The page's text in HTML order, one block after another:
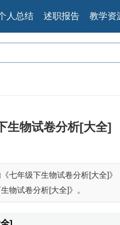
人总结 述职报告 教学资
生物试卷分析[大全]
七年级下生物试卷分析[大全]
物试卷分析[大全]》。